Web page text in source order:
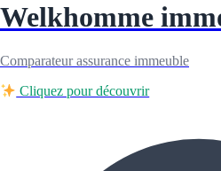
Welkhomme
Comparateur assurance immeuble
Cliquez pour découvrir